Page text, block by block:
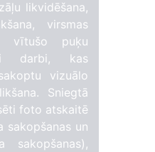
likvidēšana,
virsmas
vītušo puķu
darbi, kas
vizuālo
Sniegtā
foto atskaitē
sakopšanas un
sakopšanas),